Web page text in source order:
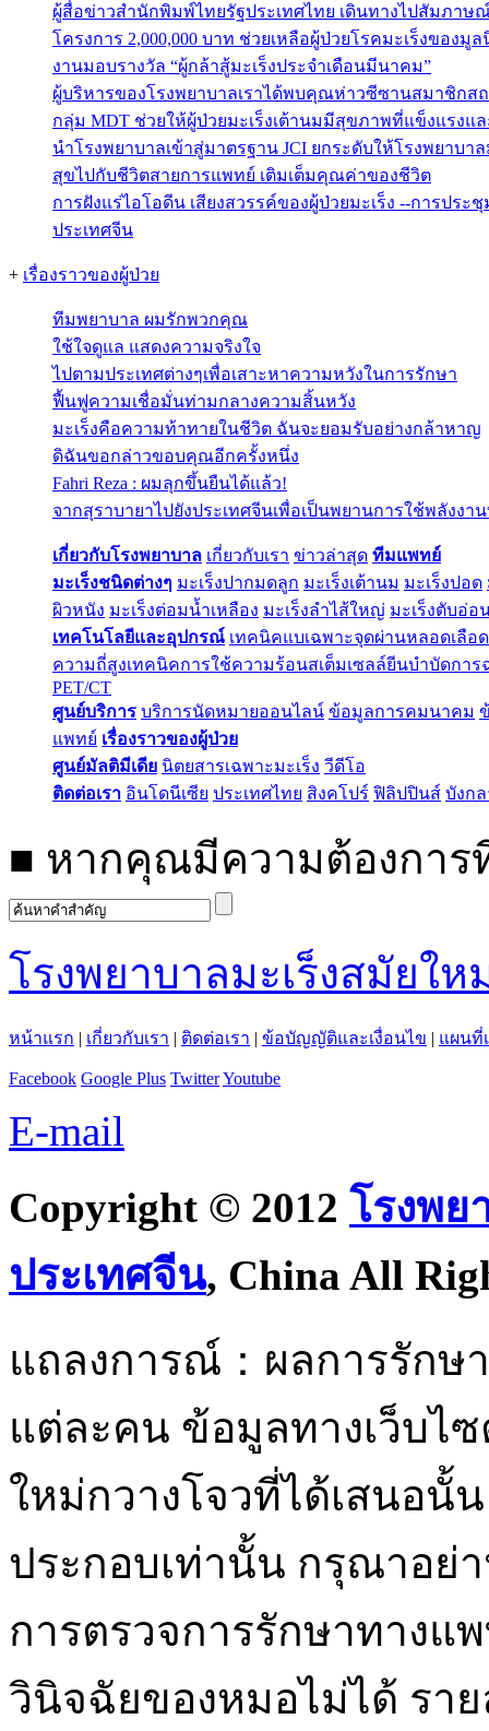
ผู้สื่อข่าวสำนักพิมพ์ไทยรัฐประเทศไทย เดินทางไปสัมภาษณ์
โครงการ 2,000,000 บาท ช่วยเหลือผู้ป่วยโรคมะเร็งของมู
งานมอบรางวัล “ผู้กล้าสู้มะเร็งประจำเดือนมีนาคม”
ผู้บริหารของโรงพยาบาลเราได้พบคุณห่าวซีซานสมาชิกส
กลุ่ม MDT ช่วยให้ผู้ป่วยมะเร็งเต้านมมีสุขภาพที่แข็งแรง
นำโรงพยาบาลเข้าสู่มาตรฐาน JCI ยกระดับให้โรงพยาบา
สุขไปกับชีวิตสายการแพทย์ เติมเต็มคุณค่าของชีวิต
การฝังแร่ไอโอดีน เสียงสวรรค์ของผู้ป่วยมะเร็ง --การปร
ประเทศจีน
+ เรื่องราวของผู้ป่วย
ทีมพยาบาล ผมรักพวกคุณ
ใช้ใจดูแล แสดงความจริงใจ
ไปตามประเทศต่างๆเพื่อเสาะหาความหวังในการรักษา
ฟื้นฟูความเชื่อมั่นท่ามกลางความสิ้นหวัง
มะเร็งคือความท้าทายในชีวิต ฉันจะยอมรับอย่างกล้าหาญ
ดิฉันขอกล่าวขอบคุณอีกครั้งหนึ่ง
Fahri Reza : ผมลุกขึ้นยืนได้แล้ว!
จากสุราบายาไปยังประเทศจีนเพื่อเป็นพยานการใช้พลังงา
เกี่ยวกับโรงพยาบาล เกี่ยวกับเรา ข่าวล่าสุด ทีมแพทย์
มะเร็งชนิดต่างๆ มะเร็งปากมดลูก มะเร็งเต้านม มะเร็งปอด
ผิวหนัง มะเร็งต่อมน้ำเหลือง มะเร็งลำไส้ใหญ่ มะเร็งตับอ่อ
เทคโนโลยีและอุปกรณ์ เทคนิคแบเฉพาะจุดผ่านหลอดเลือด
ความถี่สูงเทคนิคการใช้ความร้อนสเต็มเซลล์ยีนบำบัดการ
PET/CT
ศูนย์บริการ บริการนัดหมายออนไลน์ ข้อมูลการคมนาคม
แพทย์ เรื่องราวของผู้ป่วย
ศูนย์มัลติมีเดีย นิตยสารเฉพาะมะเร็ง วีดีโอ
ติดต่อเรา อินโดนีเซีย ประเทศไทย สิงคโปร์ ฟิลิปปินส์ บังกล
■ หากคุณมีความต้องการ
โรงพยาบาลมะเร็งสมัยใ
หน้าแรก | เกี่ยวกับเรา | ติดต่อเรา | ข้อบัญญัติและเงื่อนไข | แผนที่
Facebook Google Plus TwitterYoutube
E-mail
Copyright © 2012 โรงพย
ประเทศจีน, China All
แถลงการณ์：ผลการรักษ
แต่ละคน ข้อมูลทางเว็บไ
ใหม่กวางโจวที่ได้เสนอนั้
ประกอบเท่านั้น กรุณาอย่
การตรวจการรักษาทางแ
วินิจฉัยของหมอไม่ได้ รา